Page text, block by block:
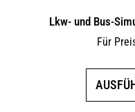
Lkw- und Bus-
Für